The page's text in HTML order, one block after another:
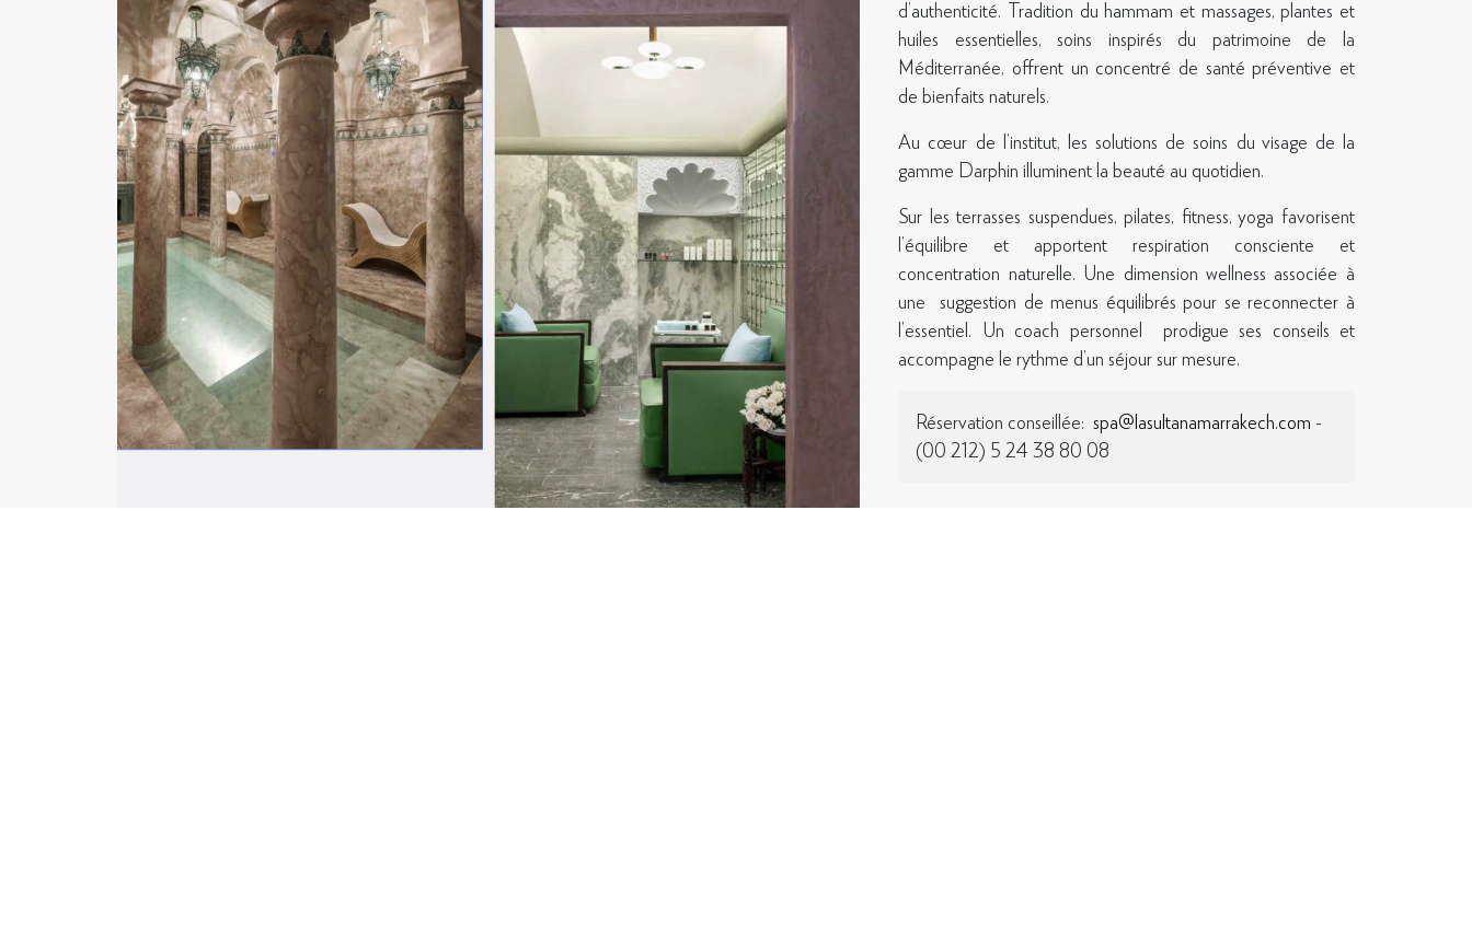
d’authenticité. Tradition du hammam et massages, plantes et
huiles essentielles, soins inspirés du patrimoine de la
Méditerranée, offrent un concentré de santé préventive et
de bienfaits naturels.
Au cœur de l’institut, les solutions de soins du visage de la
gamme Darphin illuminent la beauté au quotidien.
Sur les terrasses suspendues, pilates, fitness, yoga favorisent
l’équilibre et apportent respiration consciente et
concentration naturelle. Une dimension wellness associée à
une suggestion de menus équilibrés pour se reconnecter à
l’essentiel. Un coach personnel prodigue ses conseils et
accompagne le rythme d’un séjour sur mesure.
Réservation conseillée:spa@lasultanamarrakech.com -
(00 212) 5 24 38 80 08
et plus encore, veuillez enregistrer votre intérêt.
S'INSCRIRE
403 Rue de la Kasbah
40 000 Marrakech - Maroc
T: +212 5 24 37 54 64
conciergerie@lasultanamarrakech.com
RESERVATION CONTACT
T: +212 5 24 38 80 08
reservation@lasultanahotels.com
CONDITIONS D'UTILISATION
Conditions de réservation
LA SULTANA HOTELS
Nos propriétés